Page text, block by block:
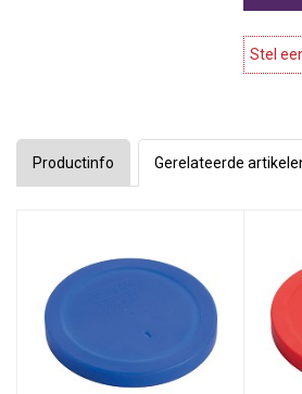
Stel
Productinfo Gerelateerde